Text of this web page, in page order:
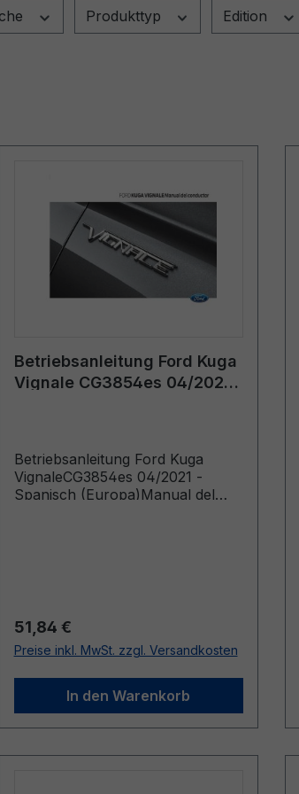
Produkttyp Edition
Betriebsanleitung Ford Kuga
Vignale CG3854es 04/2021 -
Betriebsanleitung Ford Kuga
VignaleCG3854es 04/2021 -
Spanisch (Europa)Manual del
Regulärer Preis:
51,84 €
Preise inkl. MwSt. zzgl. Versandkosten
In den Warenkorb